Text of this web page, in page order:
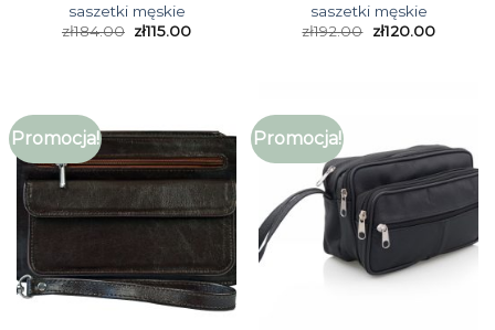
saszetki męskie
zł184.00 zł115.00
saszetki męskie
zł192.00 zł120.00
Promocja! Promocja!